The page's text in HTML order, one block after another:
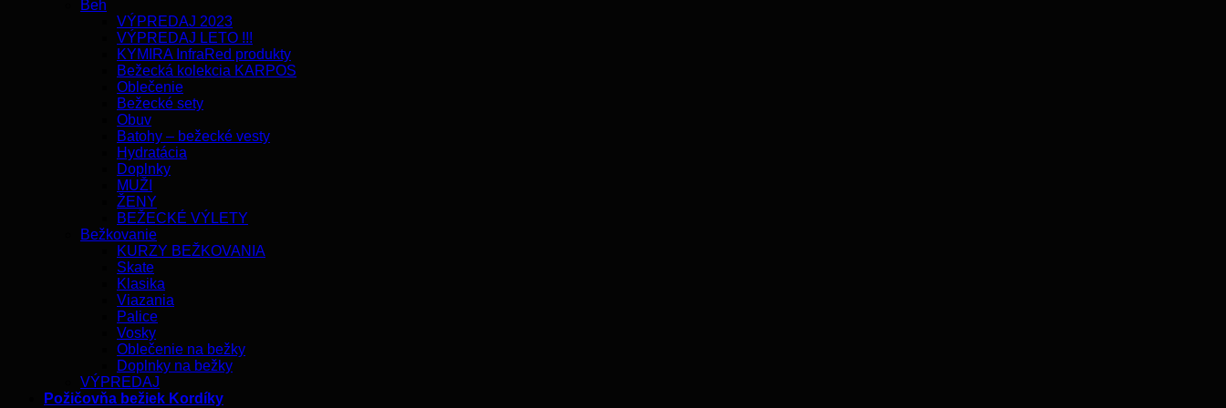
Beh
VÝPREDAJ 2023
VÝPREDAJ LETO !!!
KYMIRA InfraRed produkty
Bežecká kolekcia KARPOS
Oblečenie
Bežecké sety
Obuv
Batohy – bežecké vesty
Hydratácia
Doplnky
MUŽI
ŽENY
BEŽECKÉ VÝLETY
Bežkovanie
KURZY BEŽKOVANIA
Skate
Klasika
Viazania
Palice
Vosky
Oblečenie na bežky
Doplnky na bežky
VÝPREDAJ
Požičovňa bežiek Kordíky